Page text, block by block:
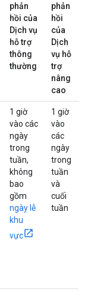
phản
hồi của
Dịch vụ
hỗ trợ
thông
thường
phản
hồi
của
Dịch
vụ hỗ
trợ
nâng
cao
1 giờ
vào các
ngày
trong
tuần,
không
bao
gồm
ngày lễ
khu
vực
1 giờ
vào
các
ngày
trong
tuần
và
cuối
tuần